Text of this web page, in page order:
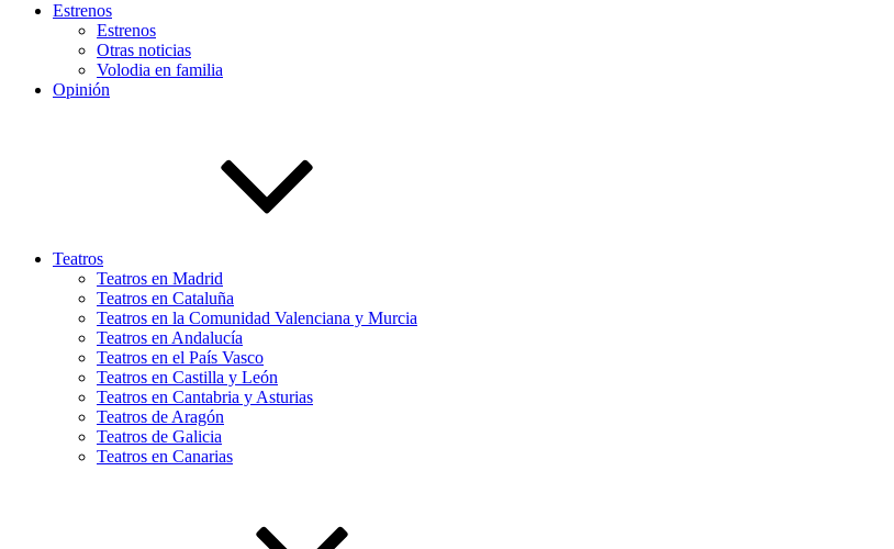
Estrenos
Estrenos
Otras noticias
Volodia en familia
Opinión
Teatros
Teatros en Madrid
Teatros en Cataluña
Teatros en la Comunidad Valenciana y Murcia
Teatros en Andalucía
Teatros en el País Vasco
Teatros en Castilla y León
Teatros en Cantabria y Asturias
Teatros de Aragón
Teatros de Galicia
Teatros en Canarias